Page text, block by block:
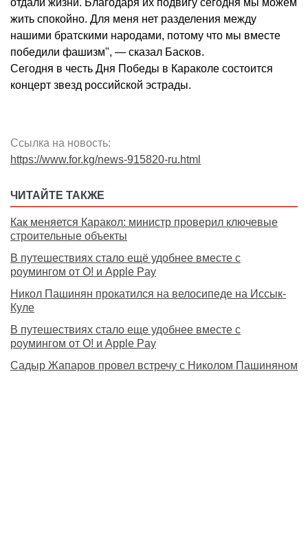
отдали жизни. Благодаря их подвигу сегодня мы можем
жить спокойно. Для меня нет разделения между
нашими братскими народами, потому что мы вместе
победили фашизм", — сказал Басков.
Сегодня в честь Дня Победы в Караколе состоится
концерт звезд российской эстрады.
Ссылка на новость:
https://www.for.kg/news-915820-ru.html
ЧИТАЙТЕ ТАКЖЕ
Как меняется Каракол: министр проверил ключевые
строительные объекты
В путешествиях стало ещё удобнее вместе с
роумингом от О! и Apple Pay
Никол Пашинян прокатился на велосипеде на Иссык-
Куле
В путешествиях стало еще удобнее вместе с
роумингом от О! и Apple Pay
Садыр Жапаров провел встречу с Николом Пашиняном